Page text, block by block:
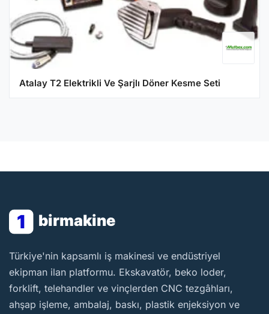
Atalay T2 Elektrikli Ve Şarjlı Döner Kesme Seti
1 birmakine
BirMakine
Türkiye'nin kapsamlı iş makinesi ve endüstriyel
ekipman ilan platformu. Ekskavatör, beko loder,
forklift, telehandler ve vinçlerden CNC tezgâhları,
ahşap işleme, ambalaj, baskı, plastik enjeksiyon ve